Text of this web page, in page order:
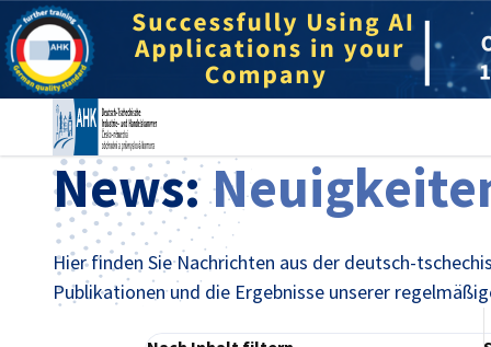
News:
Hier finden Sie Nachrichten aus der deutsch-
Publikationen und die Ergebnisse unserer